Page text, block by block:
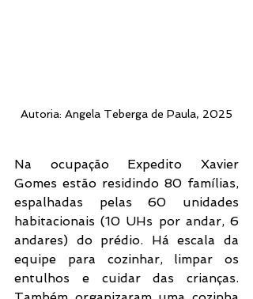
Autoria: Angela Teberga de Paula, 2025
Na ocupação Expedito Xavier
Gomes estão residindo 80 famílias,
espalhadas pelas 60 unidades
habitacionais (10 UHs por andar, 6
andares) do prédio. Há escala da
equipe para cozinhar, limpar os
entulhos e cuidar das crianças.